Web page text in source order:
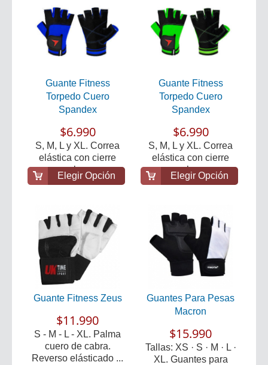
Guante Fitness
Torpedo Cuero
Spandex
$6.990
S, M, L y XL. Correa
elástica con cierre
velcro.
Elegir Opción
Guante Fitness
Torpedo Cuero
Spandex
$6.990
S, M, L y XL. Correa
elástica con cierre
velcro.
Elegir Opción
Guante Fitness Zeus
$11.990
S - M - L - XL. Palma
cuero de cabra.
Reverso elásticado ...
Guantes Para Pesas
Macron
$15.990
Tallas: XS · S · M · L ·
XL. Guantes para